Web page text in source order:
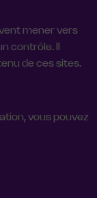
mener vers
contrôle. Il
de ces sites.
vous pouvez